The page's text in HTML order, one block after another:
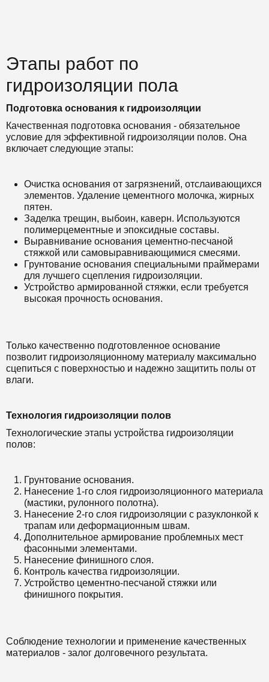
Этапы работ по
гидроизоляции пола
Подготовка основания к гидроизоляции
Качественная подготовка основания - обязательное
условие для эффективной гидроизоляции полов. Она
включает следующие этапы:
Очистка основания от загрязнений, отслаивающихся
элементов. Удаление цементного молочка, жирных
пятен.
Заделка трещин, выбоин, каверн. Используются
полимерцементные и эпоксидные составы.
Выравнивание основания цементно-песчаной
стяжкой или самовыравнивающимися смесями.
Грунтование основания специальными праймерами
для лучшего сцепления гидроизоляции.
Устройство армированной стяжки, если требуется
высокая прочность основания.
Только качественно подготовленное основание
позволит гидроизоляционному материалу максимально
сцепиться с поверхностью и надежно защитить полы от
влаги.
Технология гидроизоляции полов
Технологические этапы устройства гидроизоляции
полов:
Грунтование основания.
Нанесение 1-го слоя гидроизоляционного материала
(мастики, рулонного полотна).
Нанесение 2-го слоя гидроизоляции с разуклонкой к
трапам или деформационным швам.
Дополнительное армирование проблемных мест
фасонными элементами.
Нанесение финишного слоя.
Контроль качества гидроизоляции.
Устройство цементно-песчаной стяжки или
финишного покрытия.
Соблюдение технологии и применение качественных
материалов - залог долговечного результата.